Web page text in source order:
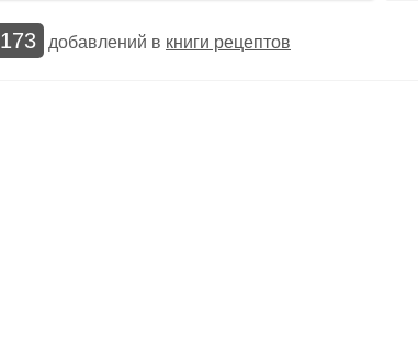
173 добавлений в книги рецептов